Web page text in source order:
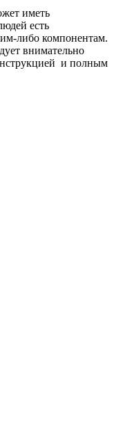
иметь
есть
либо компонентам.
внимательно
и полным